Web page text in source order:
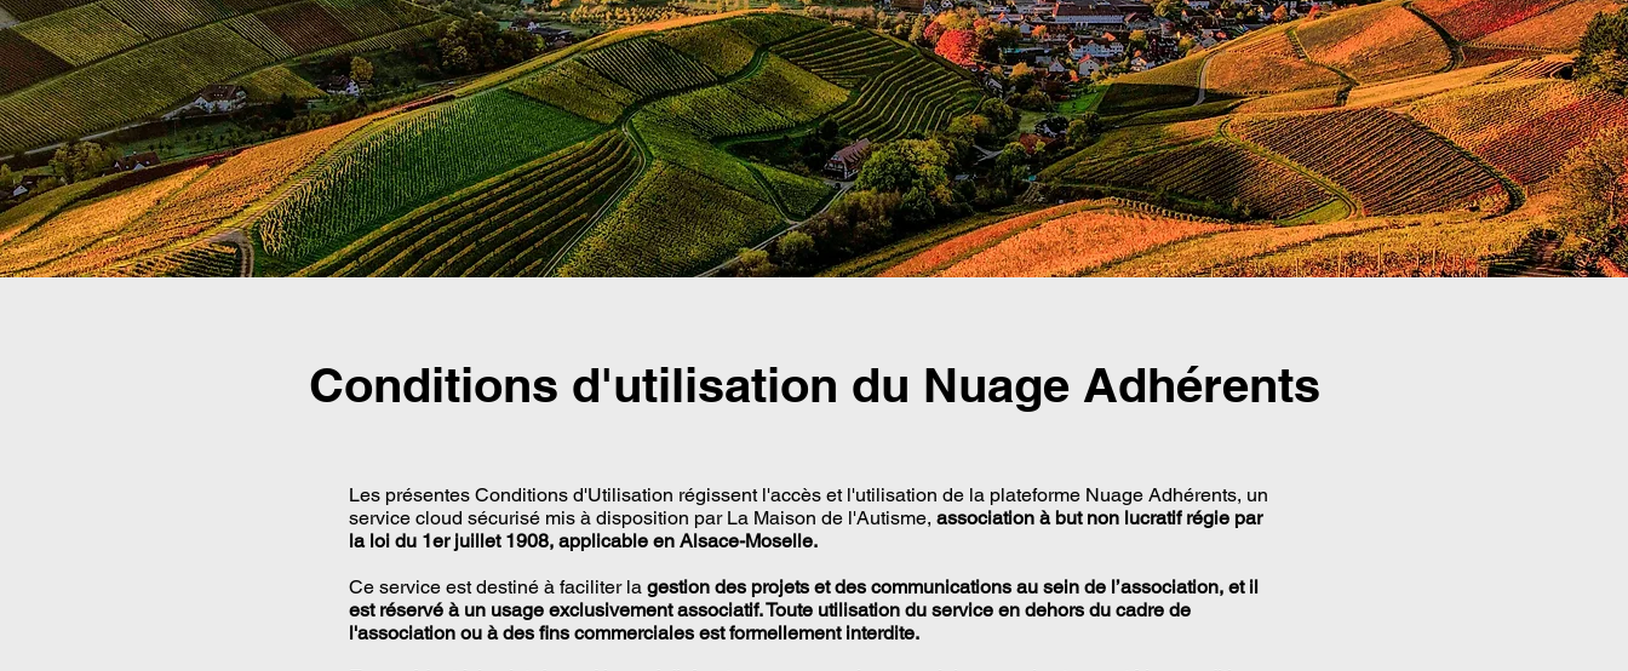
Conditions d'utilisation du Nuage Adhérents
Les présentes Conditions d'Utilisation régissent l'accès et l'utilisation de la plateforme Nuage Adhérents, un
service cloud sécurisé mis à disposition par La Maison de l'Autisme, association à but non lucratif régie par
la loi du 1er juillet 1908, applicable en Alsace-Moselle.
Ce service est destiné à faciliter la gestion des projets et des communications au sein de l’association, et il
est réservé à un usage exclusivement associatif. Toute utilisation du service en dehors du cadre de
l'association ou à des fins commerciales est formellement interdite.